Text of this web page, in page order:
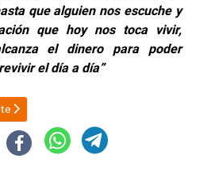
que alguien nos escuche y
que hoy nos toca vivir,
el dinero para poder
el día a día”
municipios se suman al Consenso Fiscal
siguiente: Desde Economía insisten en